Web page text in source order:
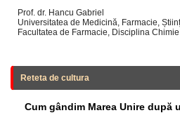
Prof. dr. Hancu Gabriel
Universitatea de Medicină, Farmacie,
Facultatea de Farmacie, Disciplina
Reteta de cultura
Cum gândim Marea Unire după